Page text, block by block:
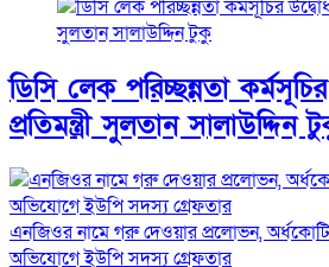
ডিসি লেক পরিচ্ছন্নতা
প্রতিমন্ত্রী সুলতান সালাউদ্দিন
এনজিওর নামে গরু দেওয়ার প্রলোভন,
অভিযোগে ইউপি সদস্য গ্রেফতার